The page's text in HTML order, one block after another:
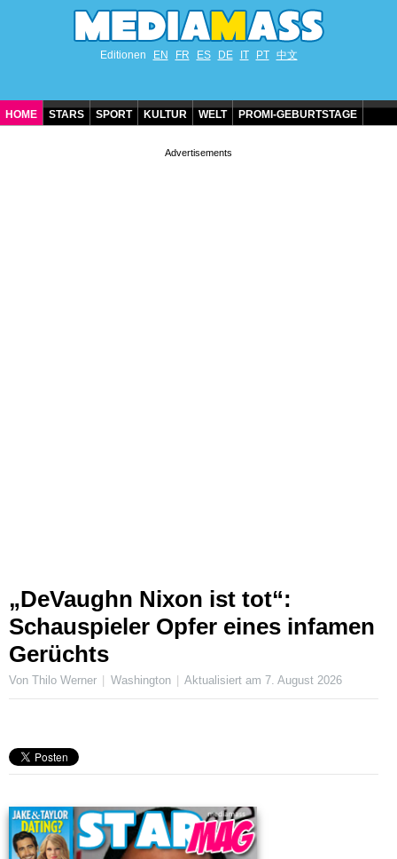
Editionen EN FR ES DE IT PT 中文
HOME STARS SPORT KULTUR WELT PROMI-GEBURTSTAGE
„DeVaughn Nixon ist tot“:
Schauspieler Opfer eines infamen
Gerüchts
Von Thilo Werner Washington Aktualisiert am 7. August 2026